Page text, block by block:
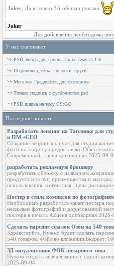
Для добавления необходима
У нас скачивают
PSD аватар для группы вк на тему cs 1.6
Штриховка, сетка, полоски, круги
Мега пак Градиентов для фотошопа
Темная подпись с футболистом psd
PSD шапка на тему CS:GO
Последние новости
Разработать лендинг на Таплинке для
и ПМ +СЕО
Создание лендинга с нуля для студии
фото по запросу предоставлю. Обязательно:
Современный,...цена договорная 2025-09-
разработать рекламную брошюру
разработать обложку с названием
продукта и услуг, преимущества и
использования, контактная...цена
Постер в стиле комиксов по фотографиям
Необходимо разработать макет постера
несколько фотографий и дорисованной
постера в печать А2цена договорная
Сделать парсинг ссылок Озон на 540
Здравствуйте. Нужно будет сделать
540 товаров. Файл во вложении.Бюджет:
ЗД визуализацию ФОК ангарного типа
Нужно создать визуализацию с одной
2025-09-04